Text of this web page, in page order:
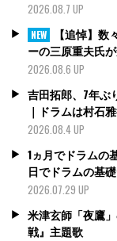
2026.08.7 UP
NEW
【追悼】
ーの三原重夫氏
2026.08.6 UP
吉田拓郎、7年ぶ
｜ドラムは村石
2026.08.4 UP
1ヵ月でドラムの
日でドラムの基
2026.07.29 UP
米津玄師「夜鷹
戦』主題歌